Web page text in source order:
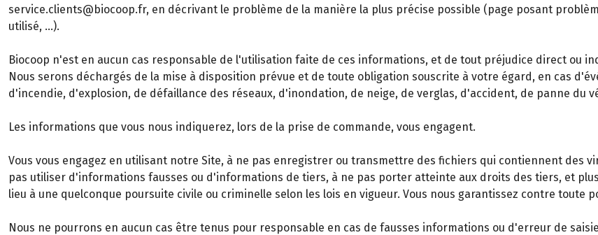
service.clients@biocoop.fr, en décrivant le problème de la manière la plus précise possible (page posant
utilisé, …).
Biocoop n'est en aucun cas responsable de l'utilisation faite de ces informations, et de tout préjudice direct ou
Nous serons déchargés de la mise à disposition prévue et de toute obligation souscrite à votre égard, en cas
d'incendie, d'explosion, de défaillance des réseaux, d'inondation, de neige, de verglas, d'accident, de panne du
Les informations que vous nous indiquerez, lors de la prise de commande, vous engagent.
Vous vous engagez en utilisant notre Site, à ne pas enregistrer ou transmettre des fichiers qui contiennent des
pas utiliser d'informations fausses ou d'informations de tiers, à ne pas porter atteinte aux droits des tiers, et
lieu à une quelconque poursuite civile ou criminelle selon les lois en vigueur. Vous nous garantissez contre
Nous ne pourrons en aucun cas être tenus pour responsable en cas de fausses informations ou d'erreur de